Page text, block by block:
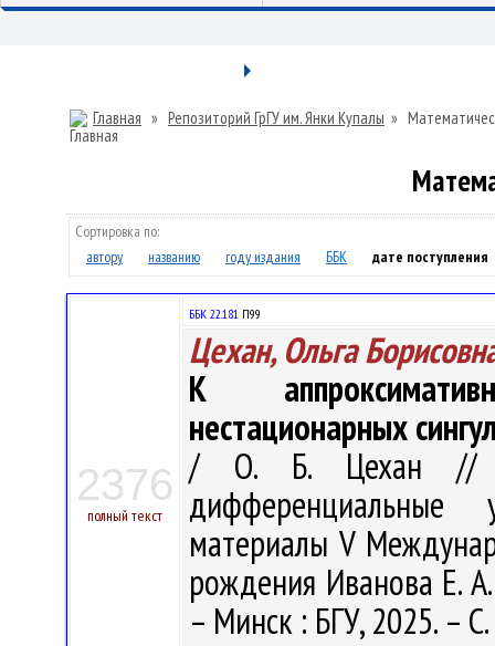
Главная » Репозиторий ГрГУ им. Янки Купалы »
Сортировка по:
автору
названию году издания ББК дате поступления
2376
полный текст
ББК 22.181 П99
Цехан, Ольга
К
нестационарных
/ О. Б. Цехан //
материалы V
рождения Иванова Е.
– Минск : БГУ, 2025. –